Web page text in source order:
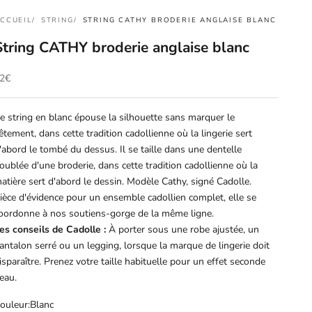
STRING STRING CATHY BRODERIE ANGLAISE BLANC
CATHY broderie anglaise blanc
de vente
string en blanc épouse la silhouette sans marquer le
dans cette tradition cadollienne où la lingerie sert
le tombé du dessus. Il se taille dans une dentelle
d'une broderie, dans cette tradition cadollienne où la
sert d'abord le dessin. Modèle Cathy, signé Cadolle.
d'évidence pour un ensemble cadollien complet, elle se
à nos soutiens-gorge de la même ligne.
conseils de Cadolle : À porter sous une robe ajustée, un
serré ou un legging, lorsque la marque de lingerie doit
Prenez votre taille habituelle pour un effet seconde
Blanc